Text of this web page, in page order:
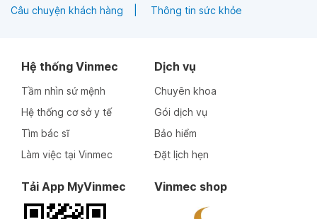
Câu chuyện khách hàng Thông tin sức khỏe
Hệ thống Vinmec
Tầm nhìn sứ mệnh
Hệ thống cơ sở y tế
Tìm bác sĩ
Làm việc tại Vinmec
Dịch vụ
Chuyên khoa
Gói dịch vụ
Bảo hiểm
Đặt lịch hẹn
Tải App MyVinmec Vinmec shop